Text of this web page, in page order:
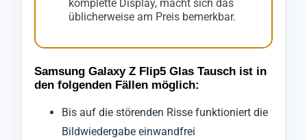
komplette Display, macht sich das
üblicherweise am Preis bemerkbar.
Samsung Galaxy Z Flip5 Glas Tausch ist in
den folgenden Fällen möglich:
Bis auf die störenden Risse funktioniert die
Bildwiedergabe einwandfrei